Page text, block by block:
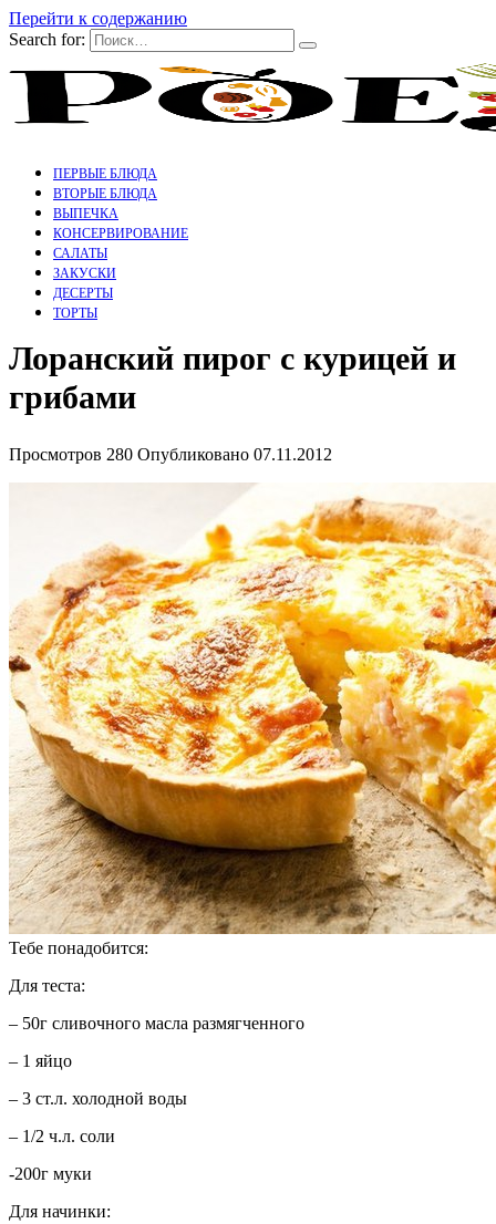
Перейти к содержанию
Search for:
ПЕРВЫЕ БЛЮДА
ВТОРЫЕ БЛЮДА
ВЫПЕЧКА
КОНСЕРВИРОВАНИЕ
САЛАТЫ
ЗАКУСКИ
ДЕСЕРТЫ
ТОРТЫ
Лоранский пирог с курицей и
грибами
Просмотров 280 Опубликовано 07.11.2012
Тебе понадобится:
Для теста:
– 50г сливочного масла размягченного
– 1 яйцо
– 3 ст.л. холодной воды
– 1/2 ч.л. соли
-200г муки
Для начинки: